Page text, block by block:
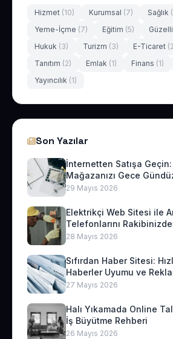
Hizmet (10) Kurumsal (7) Sağlık
Yeme-İçme (7) Eğitim (5)
Hukuk (3) Turizm (3) E-Ticaret
Tanıtım (2) Emlak (1) Finans (1)
Yayıncılık (1)
Son Yazılar
İnternetten Satışa
Mağazanızı Gece
29 Mayıs 2026
Elektrikçi Web Sitesi ile
Telefonlarını
28 Mayıs 2026
Sıfırdan Haber Sitesi:
Haberler Uyumu ve
27 Mayıs 2026
Halı Yıkamada Online
İş Büyütme Rehberi
26 Mayıs 2026